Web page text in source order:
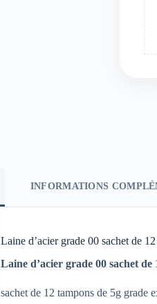
INFORMATIONS
Laine d’acier grade 00 sachet de
Laine d’acier grade 00 sachet
sachet de 12 tampons de 5g grade